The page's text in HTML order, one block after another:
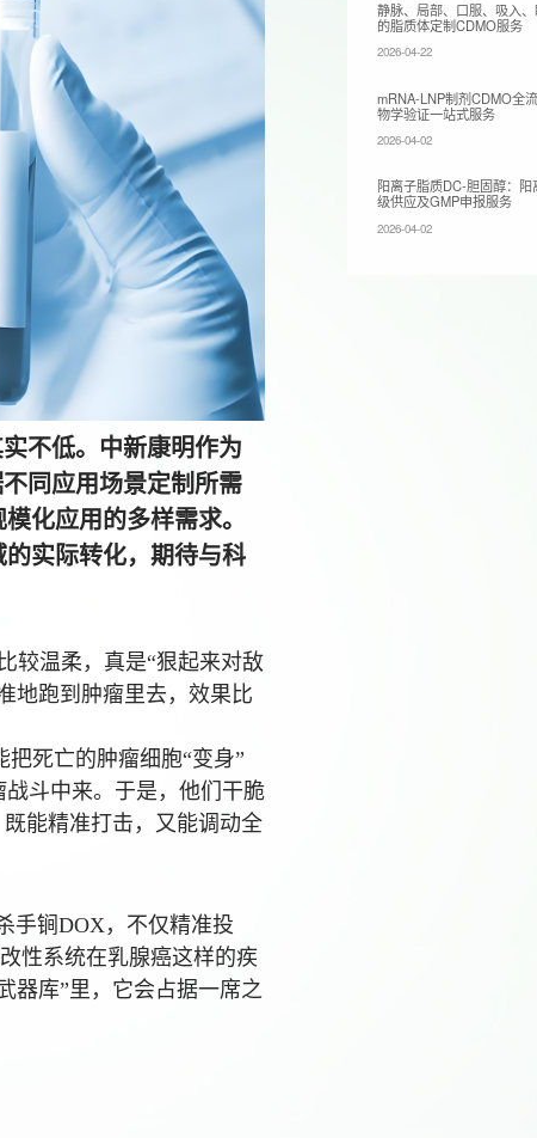
不低。中新康明作为
同应用场景定制所需
化应用的多样需求。
实际转化，期待与科
较温柔，真是“狠起来对敌
地跑到肿瘤里去，效果比
死亡的肿瘤细胞“变身”
斗中来。于是，他们干脆
既能精准打击，又能调动全
手锏DOX，不仅精准投
性系统在乳腺癌这样的疾
器库”里，它会占据一席之
静脉、局部、口服、吸入
的脂质体定制CDMO服务
2026-04-22
mRNA-LNP制剂CDMO全
物学验证一站式服务
2026-04-02
阳离子脂质DC-胆固醇：
级供应及GMP申报服务
2026-04-02